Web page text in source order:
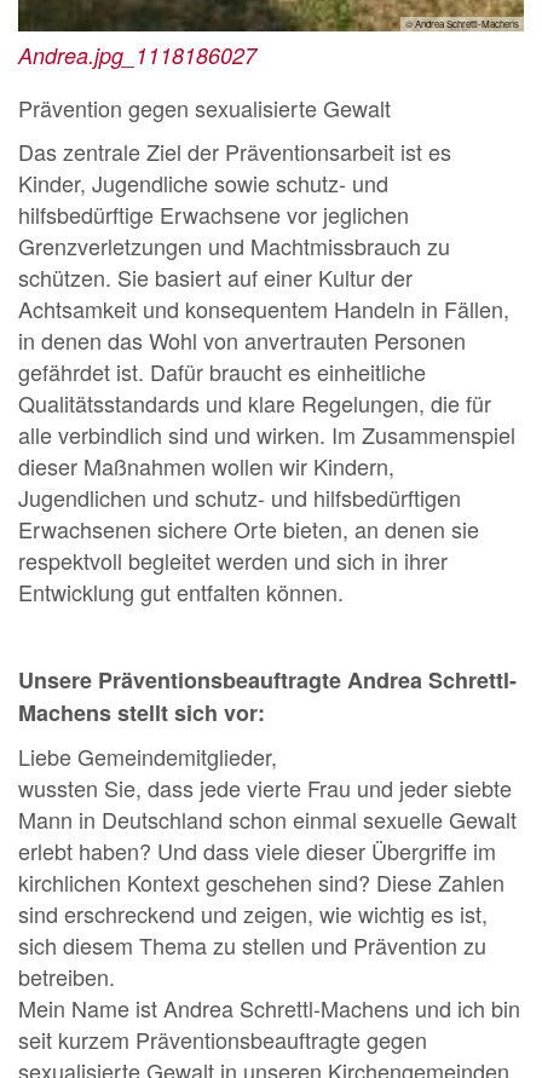
© Andrea Schrettl-Machens
Andrea.jpg_1118186027
Prävention gegen sexualisierte Gewalt
Das zentrale Ziel der Präventionsarbeit ist es
Kinder, Jugendliche sowie schutz- und
hilfsbedürftige Erwachsene vor jeglichen
Grenzverletzungen und Machtmissbrauch zu
schützen. Sie basiert auf einer Kultur der
Achtsamkeit und konsequentem Handeln in Fällen,
in denen das Wohl von anvertrauten Personen
gefährdet ist. Dafür braucht es einheitliche
Qualitätsstandards und klare Regelungen, die für
alle verbindlich sind und wirken. Im Zusammenspiel
dieser Maßnahmen wollen wir Kindern,
Jugendlichen und schutz- und hilfsbedürftigen
Erwachsenen sichere Orte bieten, an denen sie
respektvoll begleitet werden und sich in ihrer
Entwicklung gut entfalten können.
Unsere Präventionsbeauftragte Andrea Schrettl-
Machens stellt sich vor:
Liebe Gemeindemitglieder,
wussten Sie, dass jede vierte Frau und jeder siebte
Mann in Deutschland schon einmal sexuelle Gewalt
erlebt haben? Und dass viele dieser Übergriffe im
kirchlichen Kontext geschehen sind? Diese Zahlen
sind erschreckend und zeigen, wie wichtig es ist,
sich diesem Thema zu stellen und Prävention zu
betreiben.
Mein Name ist Andrea Schrettl-Machens und ich bin
seit kurzem Präventionsbeauftragte gegen
sexualisierte Gewalt in unseren Kirchengemeinden